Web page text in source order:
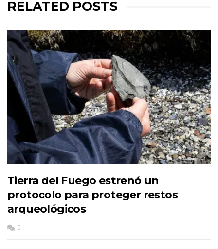
RELATED POSTS
Tierra del Fuego estrenó un
protocolo para proteger restos
arqueológicos
0